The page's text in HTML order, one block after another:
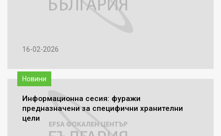
16-02-2026
Новини
Информационна сесия: фуражи
предназначени за специфични хранителни
цели